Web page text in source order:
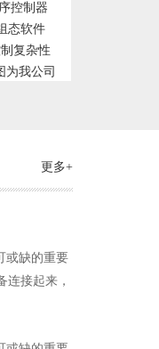
温控
器S7-
或
产塑料
更多+
或缺的重要
连接起来，